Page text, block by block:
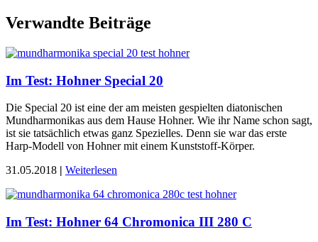
Verwandte Beiträge
Im Test: Hohner Special 20
Die Special 20 ist eine der am meisten gespielten diatonischen
Mundharmonikas aus dem Hause Hohner. Wie ihr Name schon sagt,
ist sie tatsächlich etwas ganz Spezielles. Denn sie war das erste
Harp-Modell von Hohner mit einem Kunststoff-Körper.
31.05.2018 | Weiterlesen
Im Test: Hohner 64 Chromonica III 280 C